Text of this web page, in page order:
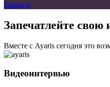
Закрыть
Запечатлейте свою
Вместе с Ayaris сегодня это
Видеоинтервью